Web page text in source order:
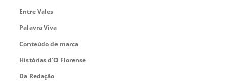
Entre Vales
Palavra Viva
Conteúdo de marca
Histórias d’O Florense
Da Redação